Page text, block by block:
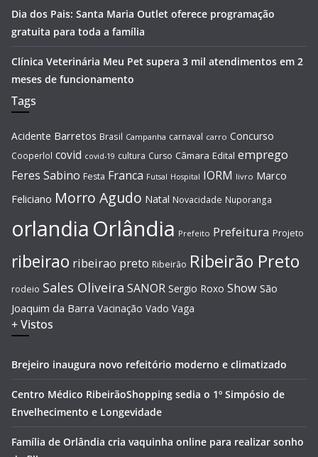
Dia dos Pais: Santa Maria Outlet oferece programação
gratuita para toda a família
Clínica Veterinária Meu Pet supera 3 mil atendimentos em 2
meses de funcionamento
Tags
Acidente Barretos Brasil Campanha carnaval carro Concurso
Cooperlol covid covid-19 cultura Curso Câmara Edital emprego
Feres Sabino Festa Franca Futsal Hospital IORM livro Marco
Feliciano Morro Agudo Natal Novacidade Nuporanga
orlandia Orlândia Prefeito Prefeitura Projeto
ribeirao ribeirao preto Ribeirão Ribeirão Preto
rodeio Sales Oliveira SANOR Sergio Roxo Show São
Joaquim da Barra Vacinação Vado Vaga
+ Vistos
Brejeiro inaugura novo refeitório moderno e climatizado
Centro Médico RibeirãoShopping sedia o 1º Simpósio de
Envelhecimento e Longevidade
Família de Orlândia cria vaquinha online para realizar sonho